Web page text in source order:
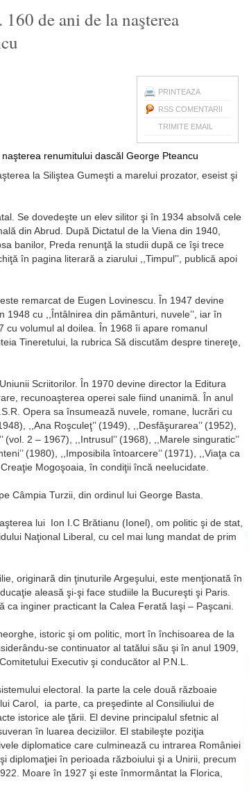
de ani de la naşterea
PRINTEAZA
RSS COMENTARII
TRIMITE EMAIL
la Siliştea Gumeşti a marelui prozator, eseist şi
Se dovedeşte un elev silitor şi în 1934 absolvă cele
din Abrud. După Dictatul de la Viena din 1940,
banilor, Preda renunţă la studii după ce îşi trece
în pagina literară a ziarului ,,Timpul’’, publică apoi
remarcat de Eugen Lovinescu. În 1947 devine
1948 cu ,,Întâlnirea din pământuri, nuvele’’, iar în
cu volumul al doilea. În 1968 îi apare romanul
Tineretului, la rubrica Să discutăm despre tinereţe,
Scriitorilor. În 1970 devine director la Editura
recunoaşterea operei sale fiind unanimă. În anul
Opera sa însumează nuvele, romane, lucrări cu
,,Ana Roşculeţ’’ (1949), ,,Desfăşurarea’’ (1952),
(vol. 2 – 1967), ,,Intrusul’’ (1968), ,,Marele singuratic’’
(1980), ,,Imposibila întoarcere’’ (1971), ,,Viaţa ca
Mogoşoaia, în condiţii încă neelucidate.
Câmpia Turzii, din ordinul lui George Basta.
lui Ion I.C Brătianu (Ionel), om politic şi de stat,
Naţional Liberal, cu cel mai lung mandat de prim
originară din ţinuturile Argeşului, este menţionată în
aleasă şi-şi face studiile la Bucureşti şi Paris.
inginer practicant la Calea Ferată Iaşi – Paşcani.
istoric şi om politic, mort în închisoarea de la
se continuator al tatălui său şi în anul 1909,
Executiv şi conducător al P.N.L.
electoral. Ia parte la cele două războaie
Carol, ia parte, ca preşedinte al Consiliului de
istorice ale ţării. El devine principalul sfetnic al
în luarea deciziilor. El stabileşte poziţia
diplomatice care culminează cu intrarea României
diplomaţiei în perioada războiului şi a Unirii, precum
Moare în 1927 şi este înmormântat la Florica,